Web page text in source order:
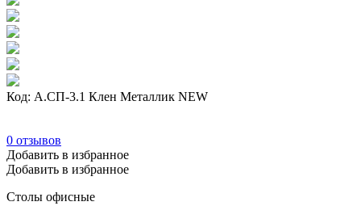
Код: А.СП-3.1 Клен Металлик NEW
0 отзывов
Добавить в избранное
Добавить в избранное
Столы офисные